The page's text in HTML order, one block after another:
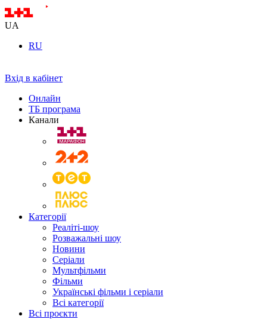
UA
RU
Вхід в кабінет
Онлайн
ТБ програма
Канали
Категорії
Реаліті-шоу
Розважальні шоу
Новини
Серіали
Мультфільми
Фільми
Українські фільми і серіали
Всі категорії
Всі проєкти